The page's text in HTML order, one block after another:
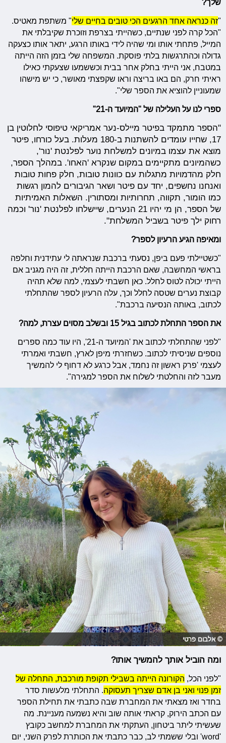
שלך?
"זה כנראה אחד הרגעים הכי טובים בחיים שלי" משתפת מאטיס.
"הכל קרה לפני שנתיים, כשהייתי בצרפת וזוכרת שקיבלתי את
המייל, פתחתי אותו ומי שהיה לידי באותו הרגע, יתאר אותו כצעקה
גדולה וכהתרגשות בלתי פוסקת. המשפחה שלי בזמן הזה הייתה
במטבח, אני הייתי בחלק אחר בבית וכששמעו שצעקתי כאילו
ראיתי חרק, הם באו בריצה וראו שקפצתי מאושר, כי יש מישהו
שמעוניין להוציא את הספר שלי".
ספרי לנו על העלילה של "המיועד ה-21"
"הספר מתמקד בפיטר מיילס-נער אמריקאי טיפוסי לחלוטין בן
17, שחייו עומדים להשתנות ב-180 מעלות. בעל כורחו, פיטר
מוצא את עצמו במיונים למשלחת נוער לפלנטת 'נור',
כשהמיונים מתקיימים במקום שנקרא 'האחו'. במהלך הספר,
חלק מהדמויות מתגלות עם כוונות טובות, חלק פחות טובות
ואנחנו נחשפים, יחד עם פיטר ושאר הגיבורים להמון רגשות
כמו הומור, תקווה, תחרותיות ומסתורין. השאלות האמיתיות
של הספר, הן מי יהיו 21 הנערים, שיישלחו לפלנטת 'נור' וכמה
רחוק ילך פיטר בשביל המשלחת".
ומאיפה הגיע הרעיון לספר?
"כשטיילתי פעם ביפן, נסעתי ברכבת שנראתה לי עתידנית וחלפה
בראשי המחשבה, שאם הרכבת הייתה חללית, זה היה מגניב אם
הייתי יכולה לטוס לחלל. כאן חשבתי לעצמי, למה שלא תהיה
קבוצת נערים שטסה לחלל וכך, עלה הרעיון לספר שהתחלתי
לכתוב, באותה הנסיעה ברכבת".
את הספר התחלת לכתוב בגיל 15 ובשלב מסוים עצרת, למה?
"לפני שהתחלתי לכתוב את 'המיועד ה-21', היו עוד כמה ספרים
נוספים שניסיתי לכתוב. כשחזרתי מיפן לארץ, חשבתי ואמרתי
לעצמי 'פרק ראשון זה נחמד, אבל כרגע לא דחוף לי להמשיך
מעבר לזה והחלטתי לשלוח את הספר למגירה".
© אלבום פרטי
ומה הוביל אותך להמשיך אותו?
"לפני הכל, הקורונה הייתה בשבילי תקופת מורכבת, התחלה של
זמן פנוי ואני בן אדם שצריך תעסוקה. התחלתי מלעשות סדר
בחדר ואז מצאתי את המחברת שבה כתבתי את תחילת הספר
עם הכתב הירוק, קראתי אותה שוב והיא נשמעה מעניינת. מה
שעשיתי ליתר ביטחון, העתקתי את המחברת למחשב כקובץ
'word' ובלי ששמתי לב, כבר כתבתי את הכותרת לפרק השני, יום